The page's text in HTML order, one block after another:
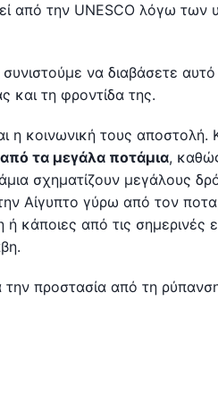
από την UNESCO λόγω
να διαβάσετε
και τη φροντίδα της.
η κοινωνική τους αποστολή.
τα μεγάλα ποτάμια,
σχηματίζουν μεγάλους
Αίγυπτο γύρω από τον
κάποιες από τις σημερινές
την προστασία από τη